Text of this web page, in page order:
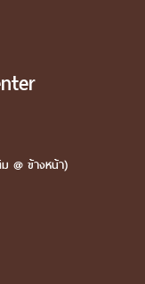
@ ข้างหน้า)